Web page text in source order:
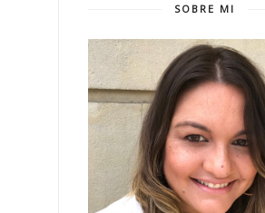
SOBRE MI